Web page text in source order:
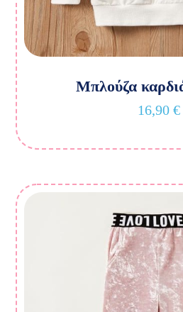
Μπλούζα
16,90 €